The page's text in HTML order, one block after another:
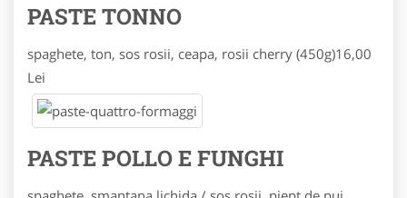
PASTE TONNO
spaghete, ton, sos rosii, ceapa, rosii cherry (450g)16,00
Lei
PASTE POLLO E FUNGHI